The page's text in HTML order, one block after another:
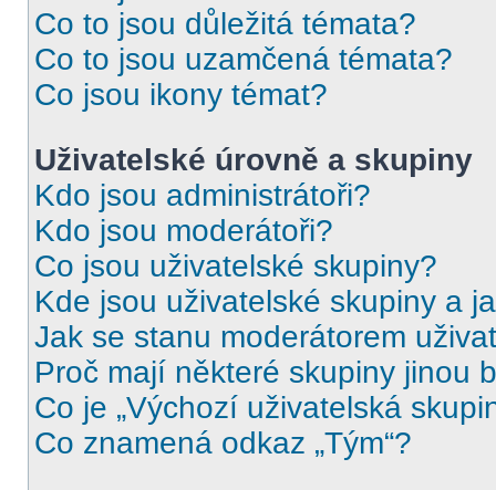
Co to jsou důležitá témata?
Co to jsou uzamčená témata?
Co jsou ikony témat?
Uživatelské úrovně a skupiny
Kdo jsou administrátoři?
Kdo jsou moderátoři?
Co jsou uživatelské skupiny?
Kde jsou uživatelské skupiny a
Jak se stanu moderátorem
Proč mají některé skupiny jinou
Co je „Výchozí uživatelská
Co znamená odkaz „Tým“?